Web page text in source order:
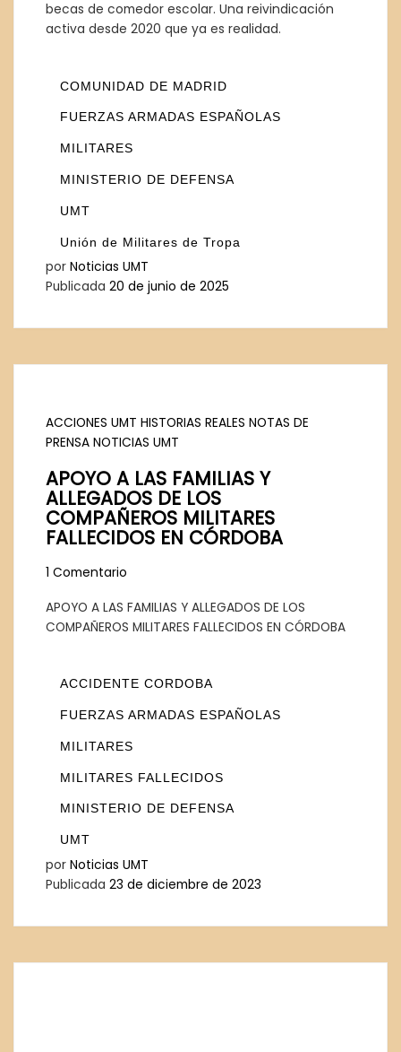
becas de comedor escolar. Una reivindicación
activa desde 2020 que ya es realidad.
COMUNIDAD DE MADRID
FUERZAS ARMADAS ESPAÑOLAS
MILITARES
MINISTERIO DE DEFENSA
UMT
Unión de Militares de Tropa
por Noticias UMT
Publicada 20 de junio de 2025
ACCIONES UMT HISTORIAS REALES NOTAS DE
PRENSA NOTICIAS UMT
APOYO A LAS FAMILIAS Y
ALLEGADOS DE LOS
COMPAÑEROS MILITARES
FALLECIDOS EN CÓRDOBA
1 Comentario
APOYO A LAS FAMILIAS Y ALLEGADOS DE LOS
COMPAÑEROS MILITARES FALLECIDOS EN CÓRDOBA
ACCIDENTE CORDOBA
FUERZAS ARMADAS ESPAÑOLAS
MILITARES
MILITARES FALLECIDOS
MINISTERIO DE DEFENSA
UMT
por Noticias UMT
Publicada 23 de diciembre de 2023